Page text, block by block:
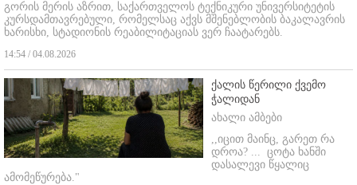
გორის მერის აზრით, საქართველოს ტექნიკური უნივერსიტეტის
კურსდამთავრებული, რომელსაც აქვს მშენებლობის ბაკალავრის
ხარისხი, სტადიონის რეაბილიტაციას ვერ ჩაატარებს.
14:54 / 04.08.2026
ქალის წერილი ქვემო
ჭალიდან
ახალი ამბები
,,იცით მაინც, გარეთ რა
დროა? ... ცოტა ხანში
დასალევი წყალიც
ამომეწურება."